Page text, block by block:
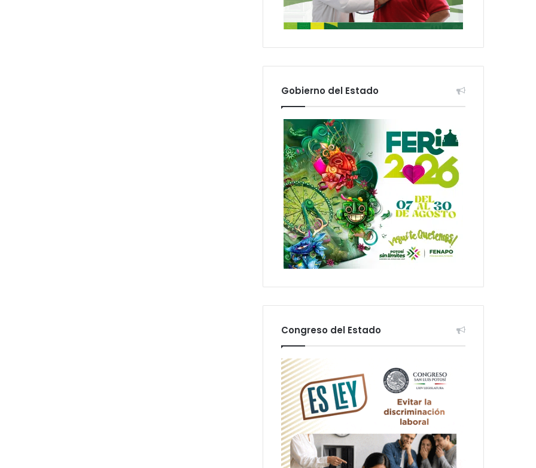
Gobierno del Estado
Congreso del Estado